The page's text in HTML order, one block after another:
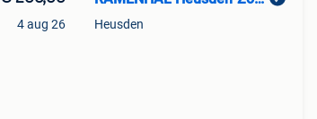
4 aug 26 Heusden